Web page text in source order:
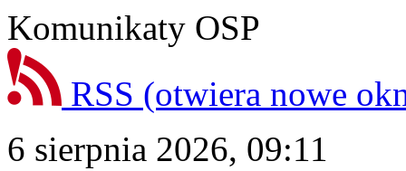
Komunikaty OSP
RSS (otwiera nowe
6 sierpnia 2026, 09:11